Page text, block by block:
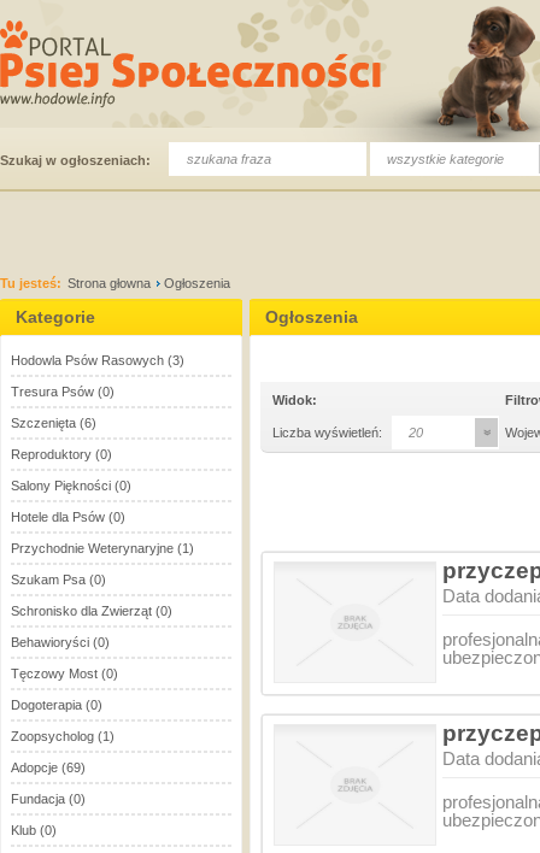
Szukaj w ogłoszeniach: wszystkie kategorie
Tu jesteś: Strona głowna Ogłoszenia
Kategorie
Hodowla Psów Rasowych (3)
Tresura Psów (0)
Szczenięta (6)
Reproduktory (0)
Salony Piękności (0)
Hotele dla Psów (0)
Przychodnie Weterynaryjne (1)
Szukam Psa (0)
Schronisko dla Zwierząt (0)
Behawioryści (0)
Tęczowy Most (0)
Dogoterapia (0)
Zoopsycholog (1)
Adopcje (69)
Fundacja (0)
Klub (0)
Ogłoszenia
Widok:
Liczba wyświetleń: 20
Data
Data